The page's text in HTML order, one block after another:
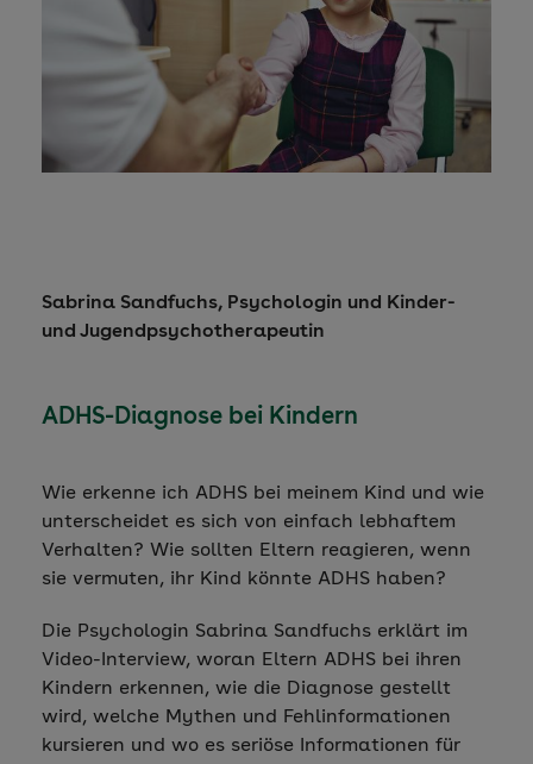
Sabrina Sandfuchs, Psychologin und Kinder-
und Jugendpsychotherapeutin
ADHS-Diagnose bei Kindern
Wie erkenne ich ADHS bei meinem Kind und wie
unterscheidet es sich von einfach lebhaftem
Verhalten? Wie sollten Eltern reagieren, wenn
sie vermuten, ihr Kind könnte ADHS haben?
Die Psychologin Sabrina Sandfuchs erklärt im
Video-Interview, woran Eltern ADHS bei ihren
Kindern erkennen, wie die Diagnose gestellt
wird, welche Mythen und Fehlinformationen
kursieren und wo es seriöse Informationen für